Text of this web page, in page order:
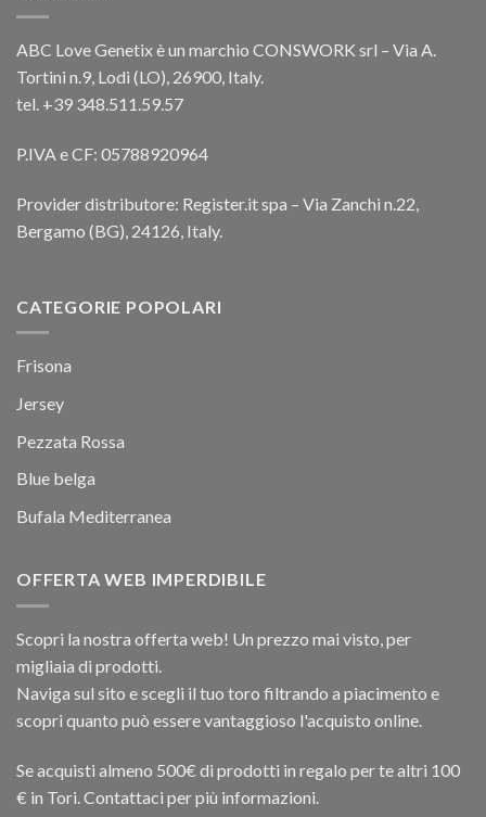
ABC Love Genetix è un marchio CONSWORK srl – Via A.
Tortini n.9, Lodi (LO), 26900, Italy.
tel. +39 348.511.59.57
P.IVA e CF: 05788920964
Provider distributore: Register.it spa – Via Zanchi n.22,
Bergamo (BG), 24126, Italy.
CATEGORIE POPOLARI
Frisona
Jersey
Pezzata Rossa
Blue belga
Bufala Mediterranea
OFFERTA WEB IMPERDIBILE
Scopri la nostra offerta web! Un prezzo mai visto, per
migliaia di prodotti.
Naviga sul sito e scegli il tuo toro filtrando a piacimento e
scopri quanto può essere vantaggioso l'acquisto online.
Se acquisti almeno 500€ di prodotti in regalo per te altri 100
€ in Tori. Contattaci per più informazioni.